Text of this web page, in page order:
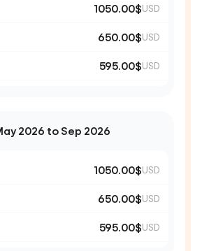
1050.00$USD
650.00$USD
595.00$USD
2026 to Sep 2026
1050.00$USD
650.00$USD
595.00$USD